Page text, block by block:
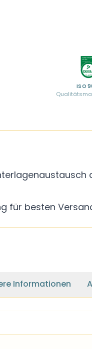
ISO
für besten
Informationen